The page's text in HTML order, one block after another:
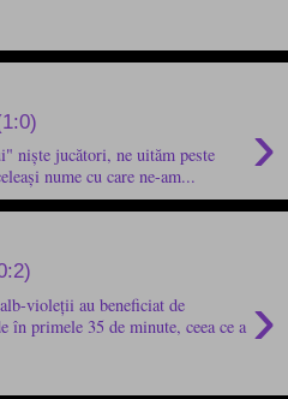
›
niște jucători, ne uităm peste
nume cu care ne-am...
›
violeții au beneficiat de
în primele 35 de minute, ceea ce a